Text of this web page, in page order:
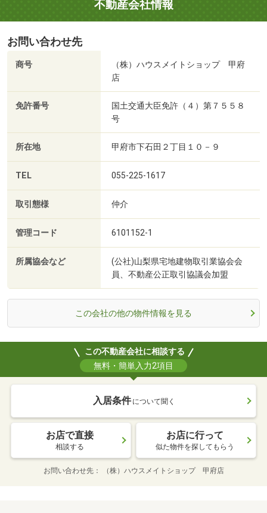
不動産会社情報
お問い合わせ先
商号
（株）ハウスメイトショップ 甲府
店
免許番号
国土交通大臣免許（４）第７５５８
号
所在地 甲府市下石田２丁目１０－９
TEL 055-225-1617
取引態様 仲介
管理コード 6101152-1
所属協会など
(公社)山梨県宅地建物取引業協会会
員、不動産公正取引協議会加盟
この会社の他の物件情報を見る
この不動産会社に相談する
無料・簡単入力2項目
入居条件 について聞く
お店で直接
相談する
お店に行って
似た物件を探してもらう
お問い合わせ先 （株）ハウスメイトショップ 甲府店